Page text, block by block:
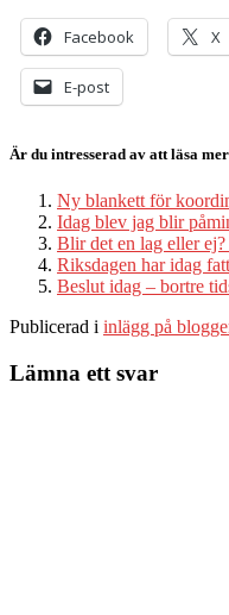
Facebook X
E-post
Är du intresserad av att läsa
Ny blankett för
Idag blev jag blir
Blir det en lag eller
Riksdagen har idag
Beslut idag – bortre
Publicerad i inlägg på
Lämna ett svar